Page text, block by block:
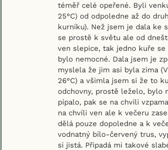
téměř celé opeřené. Byli
25°C) od odpoledne až do
kurníku). Než jsem je dala ke
se prostě k světu ale od
ven slepice, tak jedno kuře
bylo nemocné. Dala jsem je
myslela že jim asi byla zima
26°C) a všimla jsem si že to
odchovny, prostě leželo, bylo
pípalo, pak se na chvíli
na chvíli ven ale k večeru
dělá pouze dopoledne a k
vodnatný bílo-červený trus,
si jistá. Připadá mi takové